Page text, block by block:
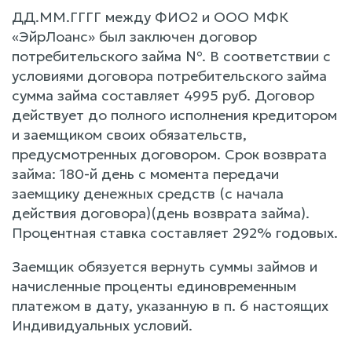
ДД.ММ.ГГГГ между ФИО2 и ООО МФК
«ЭйрЛоанс» был заключен договор
потребительского займа №. В соответствии с
условиями договора потребительского займа
сумма займа составляет 4995 руб. Договор
действует до полного исполнения кредитором
и заемщиком своих обязательств,
предусмотренных договором. Срок возврата
займа: 180-й день с момента передачи
заемщику денежных средств (с начала
действия договора)(день возврата займа).
Процентная ставка составляет 292% годовых.
Заемщик обязуется вернуть суммы займов и
начисленные проценты единовременным
платежом в дату, указанную в п. 6 настоящих
Индивидуальных условий.